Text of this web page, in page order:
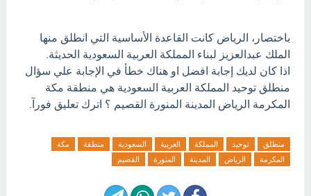
باختصار، الرياض كانت القاعدة الأساسية التي انطلق منها
الملك عبدالعزيز لبناء المملكة العربية السعودية الحديثة.
اذا كان لديك إجابة افضل او هناك خطأ في الإجابة علي سؤال
منطلق توحيد المملكة العربية السعودية هي منطقة مكة
المكرمة الرياض المدينة المنورة القصيم ؟ اترك تعليق فورآ.
منطلق توحيد المملكة العربية السعودية منطقة
مكة
المكرمة
الرياض المدينة المنورة القصيم